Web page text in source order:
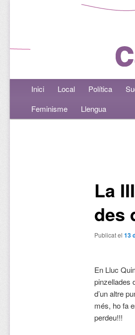
Menú principalAneu al contingut principal
Aneu al contingut secundari
Inici Local Política
Feminisme
Llengua
La
des
Publicat el 13
En Lluc
pinzellades
d’un altre
més, ho fa
perdeu!!!